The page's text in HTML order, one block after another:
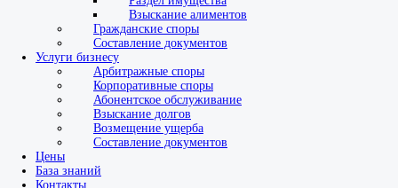
Взыскание алиментов
Гражданские споры
Составление документов
Услуги бизнесу
Арбитражные споры
Корпоративные споры
Абонентское обслуживание
Взыскание долгов
Возмещение ущерба
Составление документов
Цены
База знаний
Контакты